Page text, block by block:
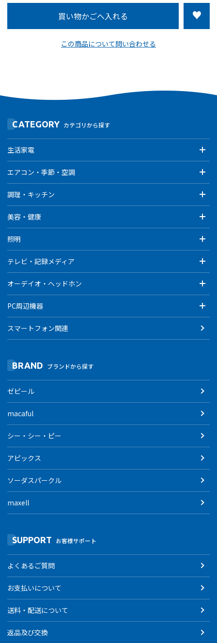
この商品について問い合わせる
CATEGORY カテゴリから探す
生活家電
エアコン・季節・空調
調理・キッチン
美容・健康
照明
テレビ・記録メディア
オーデイオ・ヘッドホン
PC周辺機器
スマートフォン関連
BRAND ブランドから探す
ゼピール
macaful
シー・シー・ピー
アピックス
ソーダスパークル
maxell
SUPPORT お客様サポート
よくあるご質問
お支払いについて
送料・配送について
返品及び交換